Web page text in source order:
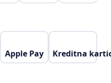
Apple Pay Kreditna